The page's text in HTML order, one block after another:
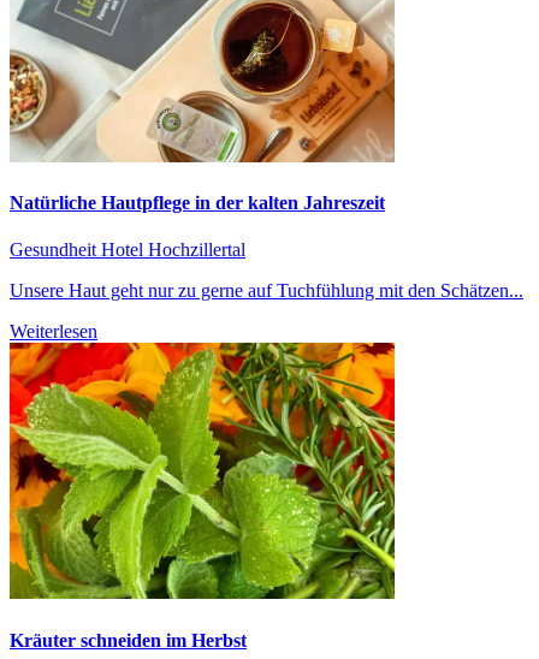
Natürliche Hautpflege in der kalten Jahreszeit
Gesundheit Hotel Hochzillertal
Unsere Haut geht nur zu gerne auf Tuchfühlung mit den Schätzen...
Weiterlesen
Kräuter schneiden im Herbst